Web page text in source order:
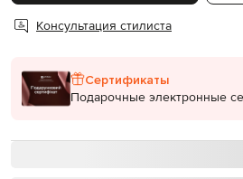
Консультация стилиста
Сертификаты
Подарочные электронные